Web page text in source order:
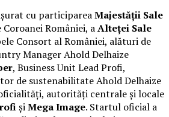
cu participareaMajestății Sale
Coroanei României, aAlteței Sale
Consort al României, alături de
Manager Ahold Delhaize
, Business Unit Lead Profi,
de sustenabilitate Ahold Delhaize
autorități centrale și locale
șiMega Image. Startul oficial a